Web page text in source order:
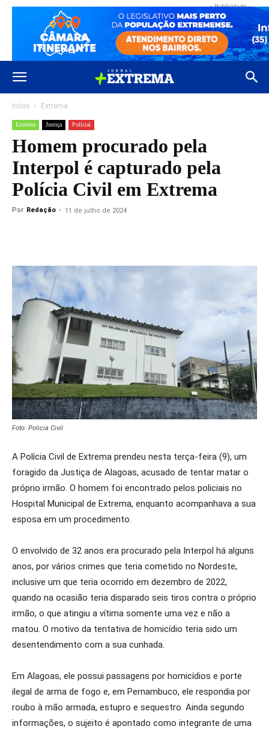
- Publicidade -
Início Extrema
Extrema Justiça Polícial
Homem procurado pela
Interpol é capturado pela
Polícia Civil em Extrema
Por Redação - 11 de julho de 2024
Foto: Policia Civil
A Polícia Civil de Extrema prendeu nesta terça-feira (9), um
foragido da Justiça de Alagoas, acusado de tentar matar o
próprio irmão. O homem foi encontrado pelos policiais no
Hospital Municipal de Extrema, enquanto acompanhava a sua
esposa em um procedimento.
O envolvido de 32 anos era procurado pela Interpol há alguns
anos, por vários crimes que teria cometido no Nordeste,
inclusive um que teria ocorrido em dezembro de 2022,
quando na ocasião teria disparado seis tiros contra o próprio
irmão, o que atingiu a vítima somente uma vez e não a
matou. O motivo da tentativa de homicídio teria sido um
desentendimento com a sua cunhada.
Em Alagoas, ele possui passagens por homicídios e porte
ilegal de arma de fogo e, em Pernambuco, ele respondia por
roubo à mão armada, estupro e sequestro. Ainda segundo
informações, o sujeito é apontado como integrante de uma